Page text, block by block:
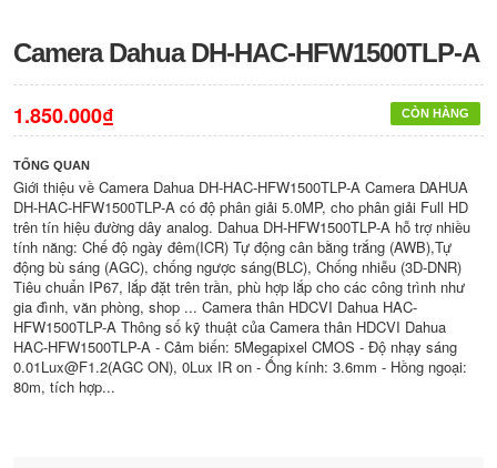
Camera Dahua DH-HAC-HFW1500TLP-A
CÒN HÀNG
1.850.000₫
TỔNG QUAN
Giới thiệu về Camera Dahua DH-HAC-HFW1500TLP-A Camera DAHUA
DH-HAC-HFW1500TLP-A có độ phân giải 5.0MP, cho phân giải Full HD
trên tín hiệu đường dây analog. Dahua DH-HFW1500TLP-A hỗ trợ nhiều
tính năng: Chế độ ngày đêm(ICR) Tự động cân bằng trắng (AWB),Tự
động bù sáng (AGC), chống ngược sáng(BLC), Chống nhiễu (3D-DNR)
Tiêu chuẩn IP67, lắp đặt trên trần, phù hợp lắp cho các công trình như
gia đình, văn phòng, shop ... Camera thân HDCVI Dahua HAC-
HFW1500TLP-A Thông số kỹ thuật của Camera thân HDCVI Dahua
HAC-HFW1500TLP-A - Cảm biến: 5Megapixel CMOS - Độ nhạy sáng
0.01Lux@F1.2(AGC ON), 0Lux IR on - Ống kính: 3.6mm - Hồng ngoại:
80m, tích hợp...